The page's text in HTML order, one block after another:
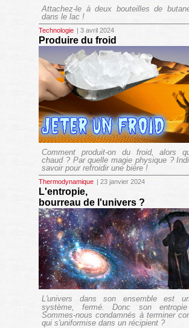
Attachez-le à deux bouteilles de
dans le lac !
Technologie | 3 avril 2024
Produire du froid
Comment produit-on du froid, alors
chaud ? Par quelle magie physique ?
savoir pour refroidir une bière !
Thermodynamique | 23 janvier 2024
L'entropie,
bourreau de l'univers ?
L'univers dans son ensemble est
système, fermé. Donc son entropie
Sommes-nous condamnés à terminer
qui s'uniformise dans un récipient ?